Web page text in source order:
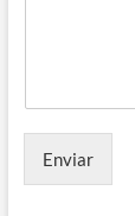
Enviar